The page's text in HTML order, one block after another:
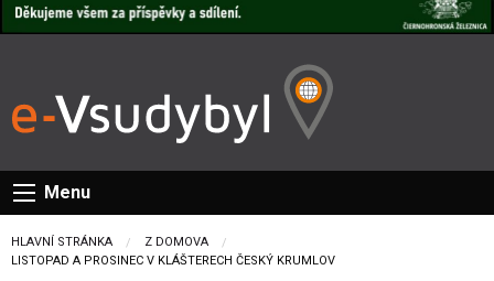
Menu
HLAVNÍ STRÁNKA
Z DOMOVA
CURRENT:
LISTOPAD A PROSINEC V KLÁŠTERECH ČESKÝ KRUMLOV